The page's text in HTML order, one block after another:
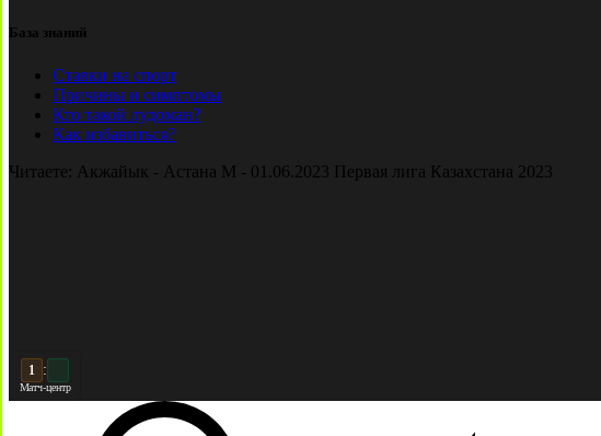
База знаний
Ставки на спорт
Причины и симптомы
Кто такой лудоман?
Как избавиться?
Читаете: Акжайык - Астана М - 01.06.2023 Первая лига Казахстана 2023
:
Матч-центр